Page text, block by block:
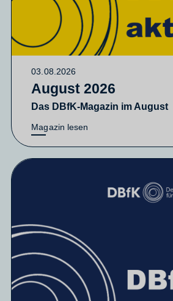
03.08.2026
August 2026
Das DBfK-Magazin im August
Magazin lesen